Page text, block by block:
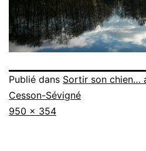
Publié dans Sortir son chien…
Cesson-Sévigné
Taille
950 × 354